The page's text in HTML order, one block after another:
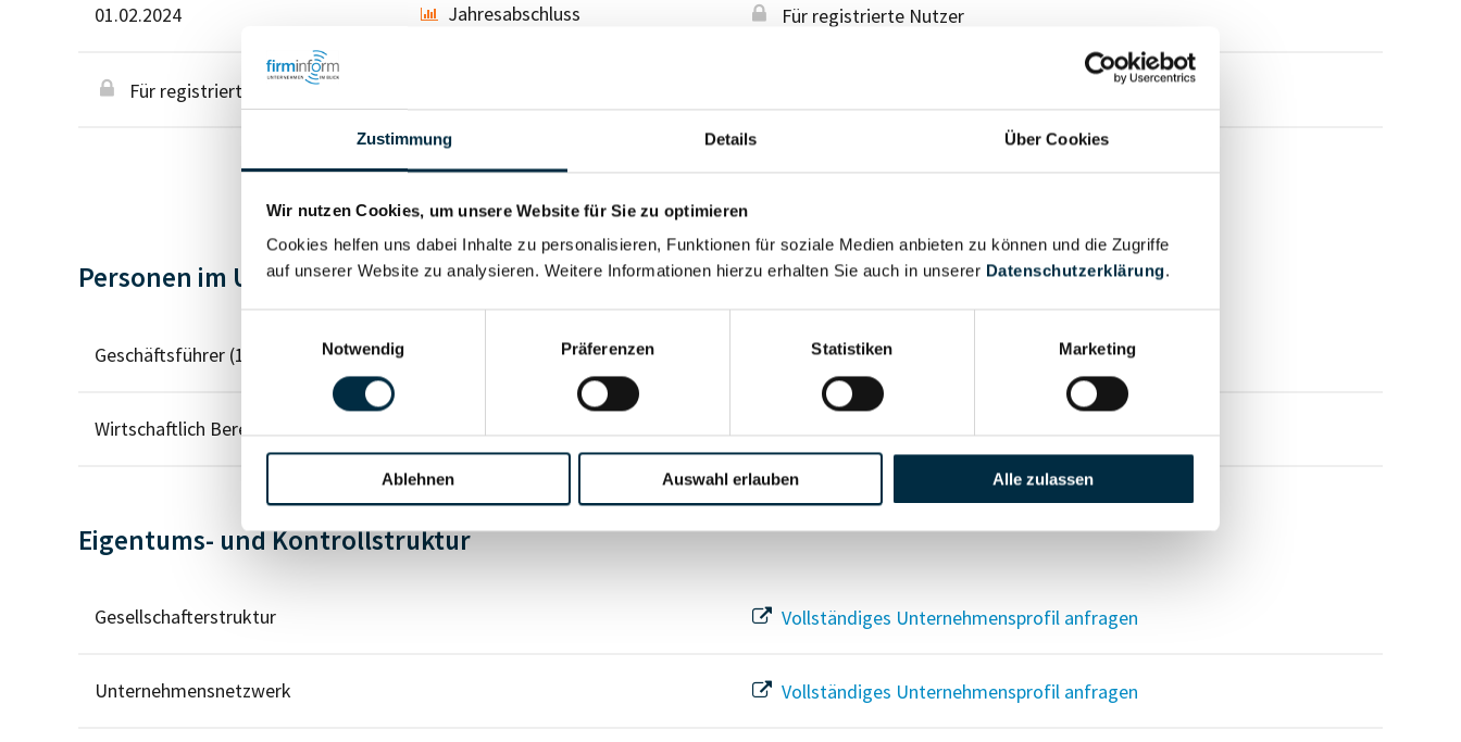
Zustimmung Details Über Cookies
Wir nutzen Cookies, um unsere Website für Sie zu optimieren
Cookies helfen uns dabei Inhalte zu personalisieren, Funktionen für soziale Medien anbieten zu können und die Zugriffe
auf unserer Website zu analysieren. Weitere Informationen hierzu erhalten Sie auch in unserer Datenschutzerklärung.
Notwendig
Präferenzen Statistiken Marketing
Ablehnen Auswahl erlauben Alle zulassen
01.02.2024 Jahresabschluss Für registrierte Nutzer
Für registrierte Nutzer
Personen im Unternehmen
Geschäftsführer (1) Für registrierte Nutzer
Wirtschaftlich Berechtigter Vollständiges Unternehmensprofil anfragen
Eigentums- und Kontrollstruktur
Gesellschafterstruktur Vollständiges Unternehmensprofil anfragen
Unternehmensnetzwerk Vollständiges Unternehmensprofil anfragen